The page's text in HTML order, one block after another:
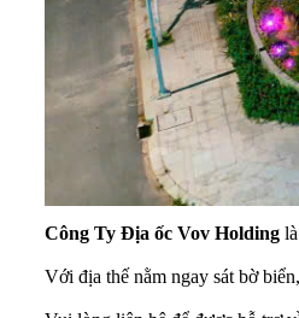
Công Ty Địa ốc Vov Holding
Với địa thế nằm ngay sát bờ